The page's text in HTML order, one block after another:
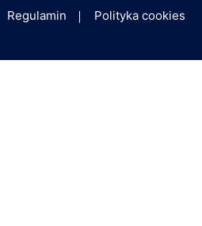
Regulamin Polityka cookies